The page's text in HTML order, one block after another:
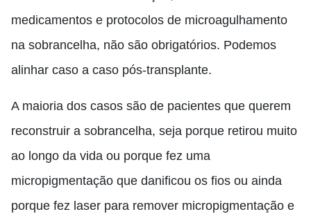
medicamentos e protocolos de microagulhamento
na sobrancelha, não são obrigatórios. Podemos
alinhar caso a caso pós-transplante.
A maioria dos casos são de pacientes que querem
reconstruir a sobrancelha, seja porque retirou muito
ao longo da vida ou porque fez uma
micropigmentação que danificou os fios ou ainda
porque fez laser para remover micropigmentação e